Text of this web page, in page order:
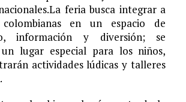
feria busca integrar a
en un espacio de
información y diversión; se
lugar especial para los niños,
actividades lúdicas y talleres